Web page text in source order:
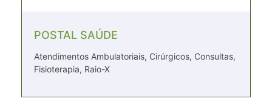
POSTAL SAÚDE
Atendimentos Ambulatoriais, Cirúrgicos, Consultas,
Fisioterapia, Raio-X